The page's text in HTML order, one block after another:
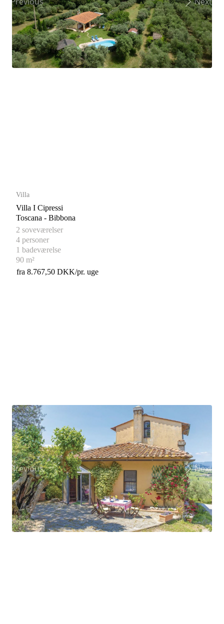
Villa
Villa I Cipressi
Toscana - Bibbona
2 soveværelser
4 personer
1 badeværelse
90 m²
fra 8.767,50 DKK/pr. uge
Previous Next